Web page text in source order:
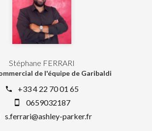
Stéphane FERRARI
de l'équipe de Garibaldi
+33 4 22 70 01 65
0659032187
s.ferrari@ashley-parker.fr